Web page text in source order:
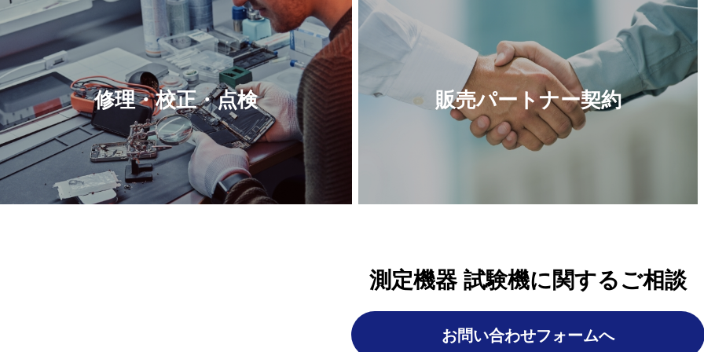
修理・校正・点検 販売パートナー契約
測定機器 試験機に関するご相談
お問い合わせフォームへ